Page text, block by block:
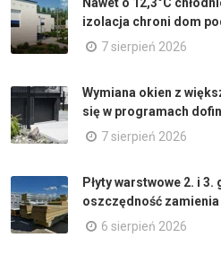
Nawet o 12,3°C
izolacja chroni dom
7 sierpień 2026
Wymiana okien z
się w programach
7 sierpień 2026
Płyty warstwowe 2. i
oszczędność
6 sierpień 2026